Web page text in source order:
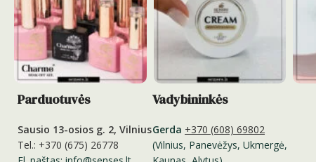
Parduotuvės
Sausio 13-osios g. 2, Vilnius
Tel.: +370 (675) 26778
Vadybininkės
Gerda +370 (608) 69802
(Vilnius, Panevėžys, Ukmergė,